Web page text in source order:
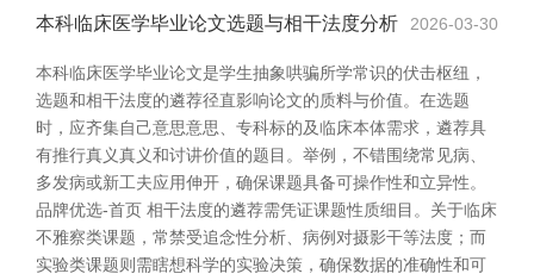
本科临床医学毕业论文选题与相干法度分析 2026-03-30
本科临床医学毕业论文是学生抽象哄骗所学常识的伏击枢纽，
选题和相干法度的遴荐径直影响论文的质料与价值。在选题
时，应齐集自己意思意思、专科标的及临床本体需求，遴荐具
有推行真义真义和讨讲价值的题目。举例，不错围绕常见病、
多发病或新工夫应用伸开，确保课题具备可操作性和立异性。
品牌优选-首页 相干法度的遴荐需凭证课题性质细目。关于临床
不雅察类课题，常禁受追念性分析、病例对摄影干等法度；而
实验类课题则需瞎想科学的实验决策，确保数据的准确性和可